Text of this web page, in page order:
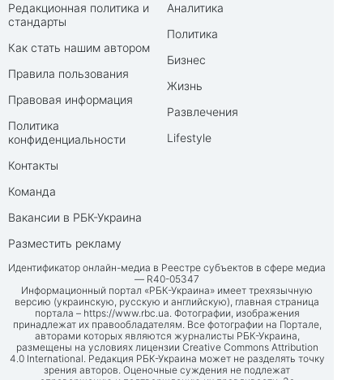
Редакционная политика и
стандарты
Как стать нашим автором
Правила пользования
Правовая информация
Политика
конфиденциальности
Контакты
Команда
Вакансии в РБК-Украина
Разместить рекламу
Аналитика
Политика
Бизнес
Жизнь
Развлечения
Lifestyle
Идентификатор онлайн-медиа в Реестре субъектов в сфере медиа
— R40-05347
Информационный портал «РБК-Украина» имеет трехязычную
версию (украинскую, русскую и английскую), главная страница
портала – https://www.rbc.ua. Фотографии, изображения
принадлежат их правообладателям. Все фотографии на Портале,
авторами которых являются журналисты РБК-Украина,
размещены на условиях лицензии Creative Commons Attribution
4.0 International. Редакция РБК-Украина может не разделять точку
зрения авторов. Оценочные суждения не подлежат